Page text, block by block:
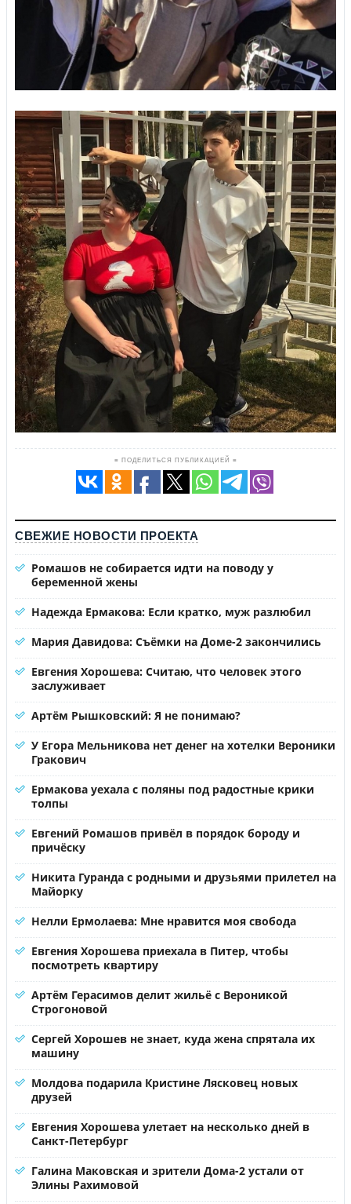
≡ ПОДЕЛИТЬСЯ ПУБЛИКАЦИЕЙ ≡
СВЕЖИЕ НОВОСТИ ПРОЕКТА
Ромашов не собирается идти на поводу у
беременной жены
Надежда Ермакова: Если кратко, муж разлюбил
Мария Давидова: Съёмки на Доме-2 закончились
Евгения Хорошева: Считаю, что человек этого
заслуживает
Артём Рышковский: Я не понимаю?
У Егора Мельникова нет денег на хотелки Вероники
Гракович
Ермакова уехала с поляны под радостные крики
толпы
Евгений Ромашов привёл в порядок бороду и
причёску
Никита Гуранда с родными и друзьями прилетел на
Майорку
Нелли Ермолаева: Мне нравится моя свобода
Евгения Хорошева приехала в Питер, чтобы
посмотреть квартиру
Артём Герасимов делит жильё с Вероникой
Строгоновой
Сергей Хорошев не знает, куда жена спрятала их
машину
Молдова подарила Кристине Лясковец новых
друзей
Евгения Хорошева улетает на несколько дней в
Санкт-Петербург
Галина Маковская и зрители Дома-2 устали от
Элины Рахимовой